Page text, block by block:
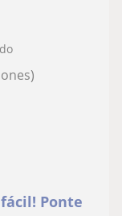
Ponte